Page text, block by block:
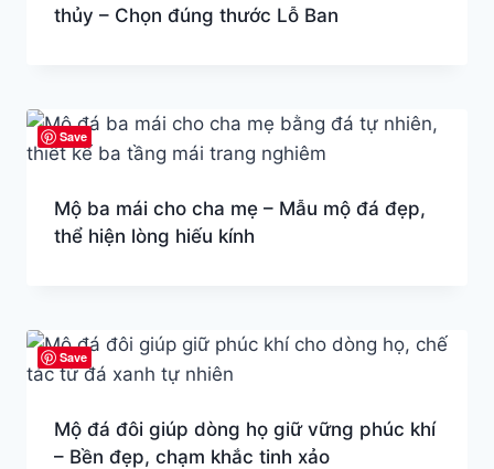
thủy – Chọn đúng thước Lỗ Ban
Save
Mộ ba mái cho cha mẹ – Mẫu mộ đá đẹp,
thể hiện lòng hiếu kính
Save
Mộ đá đôi giúp dòng họ giữ vững phúc khí
– Bền đẹp, chạm khắc tinh xảo